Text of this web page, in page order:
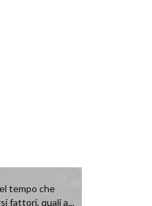
tempo che
fattori, quali a...